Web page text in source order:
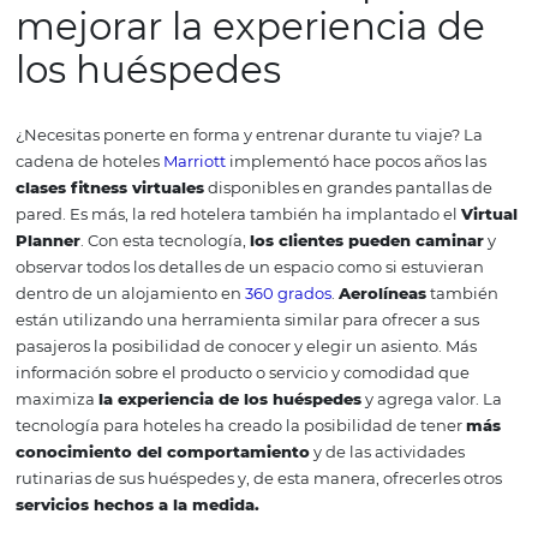
tecnologíaecológica
Para nadie es un secreto que elcambio climáticoes
realidad que debemos enfrentar desde todas las
como otros problemas que han surgido a partir del
actividad humana ha provocado al medio ambiente.
tecnología para hoteles
también se enfoca en estos
con la generación de dispositivos que ayuden a
naturaleza.Por ejemplo, una herramienta que gradúe
iluminación de la habitación de acuerdo a la intensidad
luz naturalque entra durante el día o mediante
movimientoque identifiquen si una habitación no está
utilizada para apagar
automáticamente los aparatos
eléctricos.